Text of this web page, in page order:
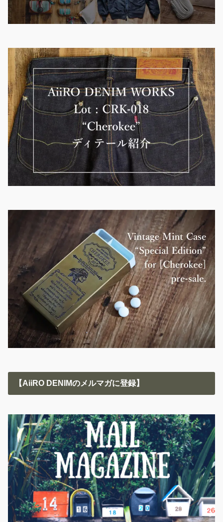
【AiiRO DENIMのメルマガに登録】